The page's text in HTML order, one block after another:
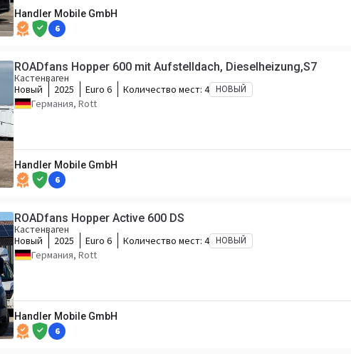
Handler Mobile GmbH
6
ROADfans Hopper 600 mit Aufstelldach, Dieselheizung,S7
Кастенваген
Новый
2025 Euro 6 Количество мест: 4 НОВЫЙ
Германия, Rott
Handler Mobile GmbH
6
ROADfans Hopper Active 600 DS
Кастенваген
Новый
2025 Euro 6 Количество мест: 4 НОВЫЙ
Германия, Rott
Handler Mobile GmbH
6